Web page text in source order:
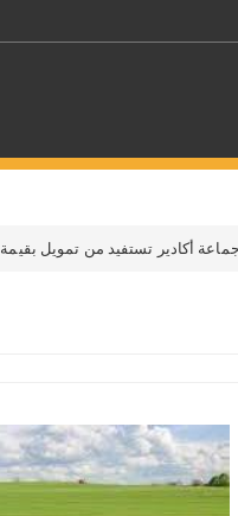
أكادير تستفيد من تمويل بقيمة 350 ألف أورو